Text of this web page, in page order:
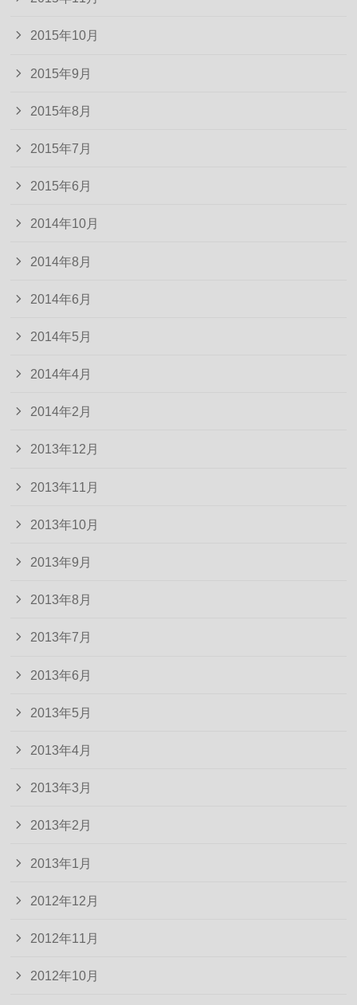
2015年10月
2015年9月
2015年8月
2015年7月
2015年6月
2014年10月
2014年8月
2014年6月
2014年5月
2014年4月
2014年2月
2013年12月
2013年11月
2013年10月
2013年9月
2013年8月
2013年7月
2013年6月
2013年5月
2013年4月
2013年3月
2013年2月
2013年1月
2012年12月
2012年11月
2012年10月